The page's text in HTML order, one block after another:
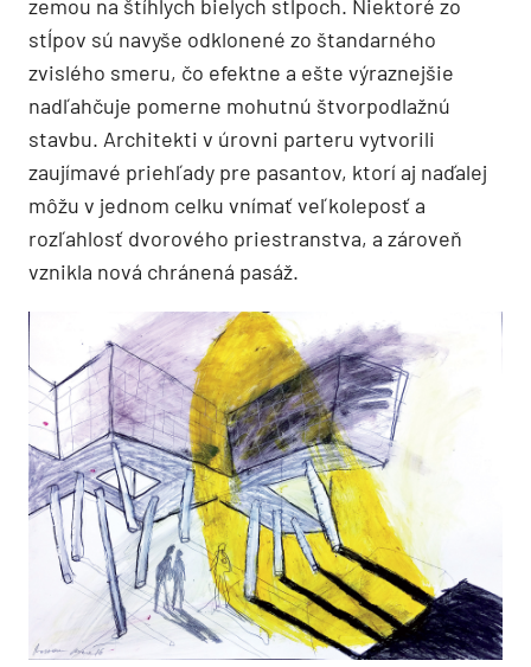
zemou na štíhlych bielych stĺpoch. Niektoré zo
stĺpov sú navyše odklonené zo štandarného
zvislého smeru, čo efektne a ešte výraznejšie
nadľahčuje pomerne mohutnú štvorpodlažnú
stavbu. Architekti v úrovni parteru vytvorili
zaujímavé priehľady pre pasantov, ktorí aj naďalej
môžu v jednom celku vnímať veľkoleposť a
rozľahlosť dvorového priestranstva, a zároveň
vznikla nová chránená pasáž.